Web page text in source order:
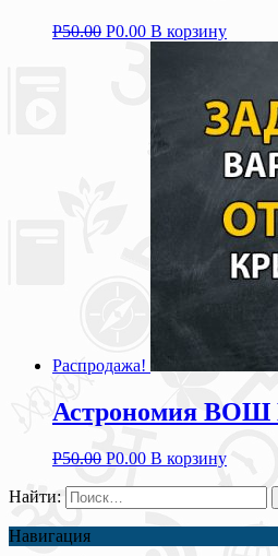
Р50.00 Р0.00 В корзину
Распродажа!
Астрономия ВОШ
Р50.00 Р0.00 В корзину
Найти:
Навигация